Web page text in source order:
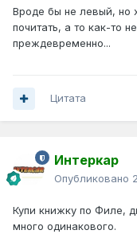
Вроде бы не левый, но
почитать, а то как-то
преждевременно...
Цитата
Интеркар
Опубликовано
Купи книжку по Филе,
много одинакового.